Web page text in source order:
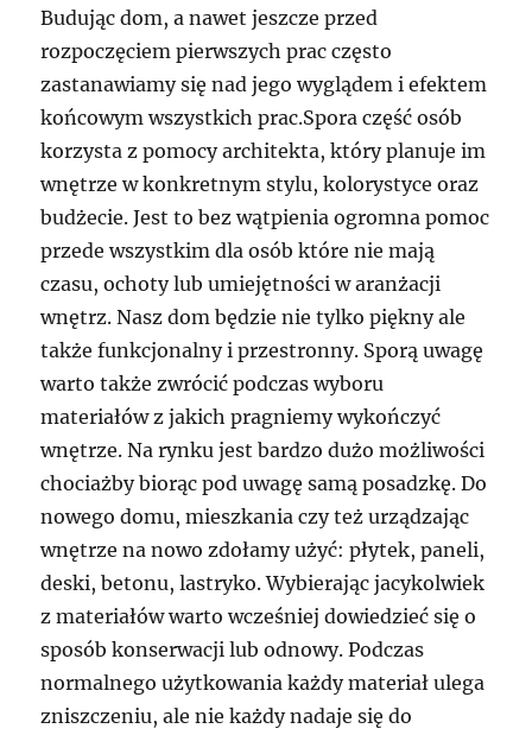
Budując dom, a nawet jeszcze przed
rozpoczęciem pierwszych prac często
zastanawiamy się nad jego wyglądem i efektem
końcowym wszystkich prac.Spora część osób
korzysta z pomocy architekta, który planuje im
wnętrze w konkretnym stylu, kolorystyce oraz
budżecie. Jest to bez wątpienia ogromna pomoc
przede wszystkim dla osób które nie mają
czasu, ochoty lub umiejętności w aranżacji
wnętrz. Nasz dom będzie nie tylko piękny ale
także funkcjonalny i przestronny. Sporą uwagę
warto także zwrócić podczas wyboru
materiałów z jakich pragniemy wykończyć
wnętrze. Na rynku jest bardzo dużo możliwości
chociażby biorąc pod uwagę samą posadzkę. Do
nowego domu, mieszkania czy też urządzając
wnętrze na nowo zdołamy użyć: płytek, paneli,
deski, betonu, lastryko. Wybierając jacykolwiek
z materiałów warto wcześniej dowiedzieć się o
sposób konserwacji lub odnowy. Podczas
normalnego użytkowania każdy materiał ulega
zniszczeniu, ale nie każdy nadaje się do